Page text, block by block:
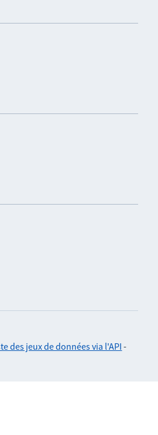
des jeux de données via l'API -